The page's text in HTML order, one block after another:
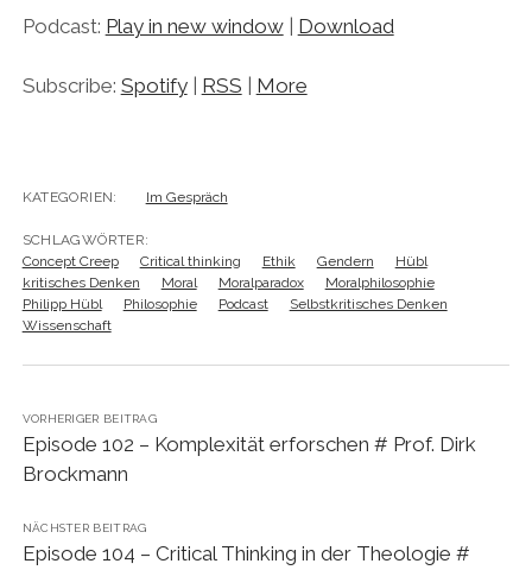
Podcast: Play in new window| Download
Subscribe: Spotify| RSS | More
KATEGORIEN: Im Gespräch
SCHLAGWÖRTER:
Concept Creep
Critical thinking Ethik Gendern
Hübl
kritisches Denken
Moral Moralparadox
Moralphilosophie
Philipp Hübl
Philosophie Podcast
Selbstkritisches Denken
Wissenschaft
VORHERIGER BEITRAG
Episode 102 – Komplexität erforschen # Prof. Dirk
Brockmann
NÄCHSTER BEITRAG
Episode 104 – Critical Thinking in der Theologie #